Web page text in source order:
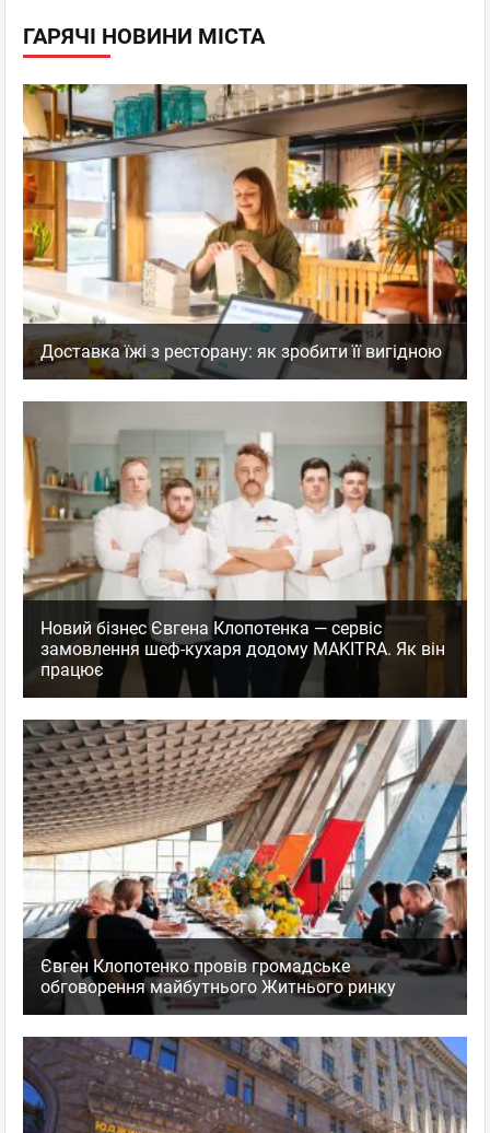
ГАРЯЧІ НОВИНИ МІСТА
Доставка їжі з ресторану: як зробити її вигідною
Новий бізнес Євгена Клопотенка — сервіс
замовлення шеф-кухаря додому MAKITRA. Як він
працює
Євген Клопотенко провів громадське
обговорення майбутнього Житнього ринку